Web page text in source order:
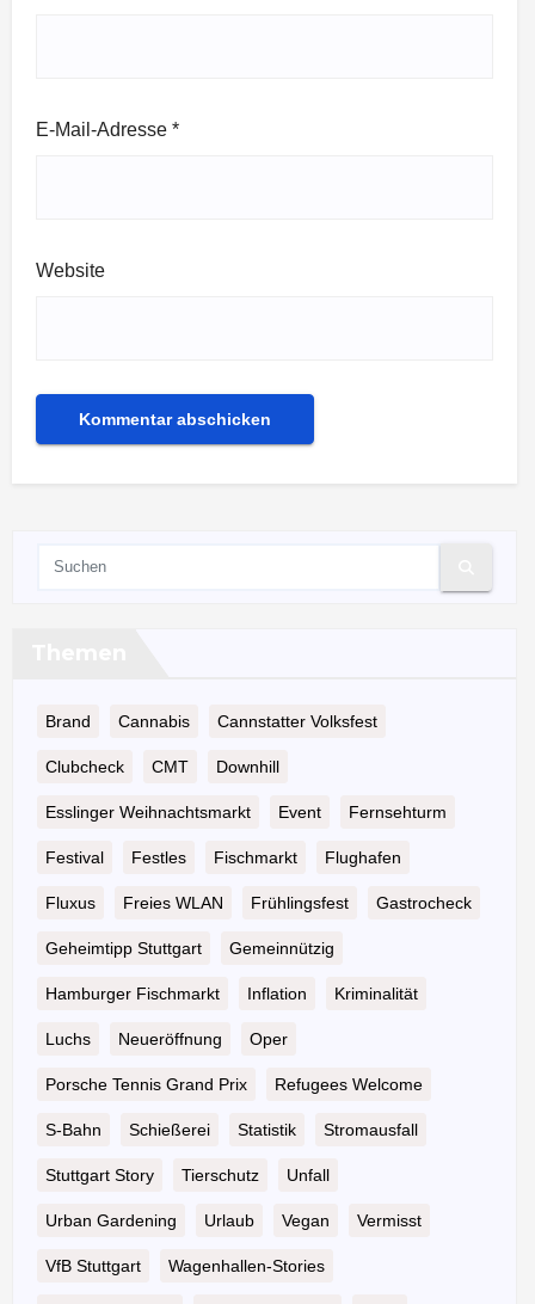
E-Mail-Adresse *
Website
Brand Cannabis Cannstatter Volksfest
Clubcheck CMT Downhill
Esslinger Weihnachtsmarkt Event Fernsehturm
Festival Festles Fischmarkt Flughafen
Fluxus Freies WLAN Frühlingsfest Gastrocheck
Geheimtipp Stuttgart Gemeinnützig
Hamburger Fischmarkt Inflation Kriminalität
Luchs Neueröffnung Oper
Porsche Tennis Grand Prix Refugees Welcome
S-Bahn Schießerei Statistik Stromausfall
Stuttgart Story Tierschutz Unfall
Urban Gardening Urlaub Vegan Vermisst
VfB Stuttgart Wagenhallen-Stories